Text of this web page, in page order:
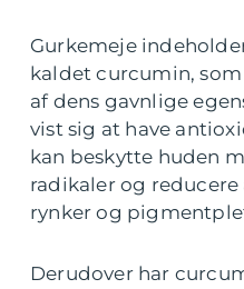
Gurkemeje
kaldet curcumin,
af dens gavnlige
vist sig at have
kan beskytte huden
radikaler og
rynker og
Derudover har